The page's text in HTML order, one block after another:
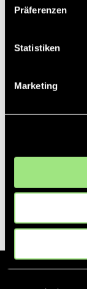
Präferenzen
Statistiken
Marketing
Partner